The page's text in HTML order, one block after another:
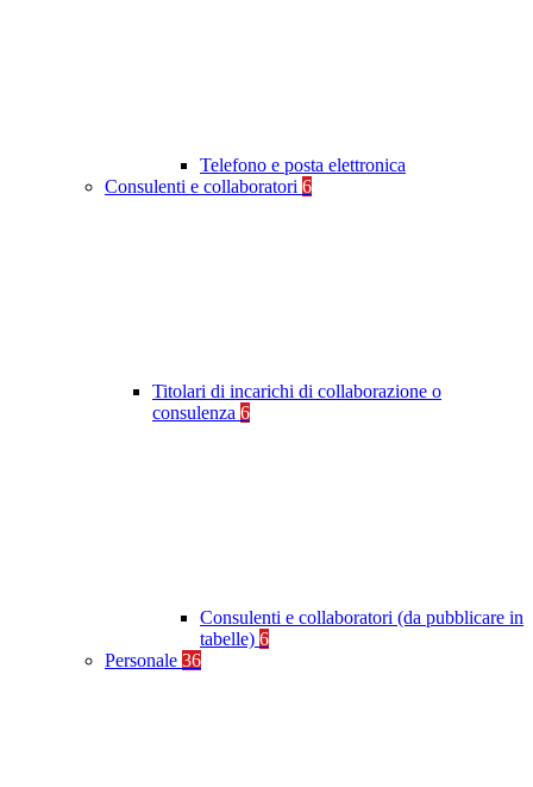
Telefono e posta elettronica
Consulenti e collaboratori 6
Titolari di incarichi di collaborazione o
consulenza 6
Consulenti e collaboratori (da pubblicare in
tabelle) 6
Personale 36